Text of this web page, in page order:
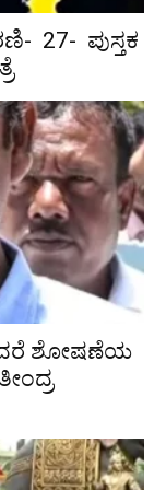
27- ಪುಸ್ತಕ
ಶೋಷಣೆಯ